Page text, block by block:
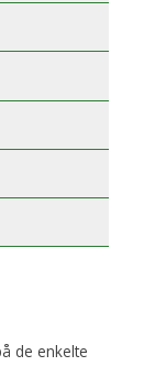
de enkelte